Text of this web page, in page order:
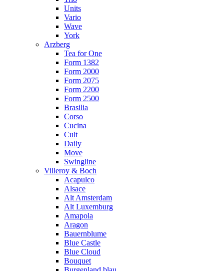
Units
Vario
Wave
York
Arzberg
Tea for One
Form 1382
Form 2000
Form 2075
Form 2200
Form 2500
Brasilia
Corso
Cucina
Cult
Daily
Move
Swingline
Villeroy & Boch
Acapulco
Alsace
Alt Amsterdam
Alt Luxemburg
Amapola
Aragon
Bauernblume
Blue Castle
Blue Cloud
Bouquet